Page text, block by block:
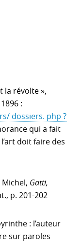
la révolte »,
:
dossiers. php ?
qui a fait
doit faire des
Michel, Gatti,
p. 201-202
: l’auteur
sur paroles